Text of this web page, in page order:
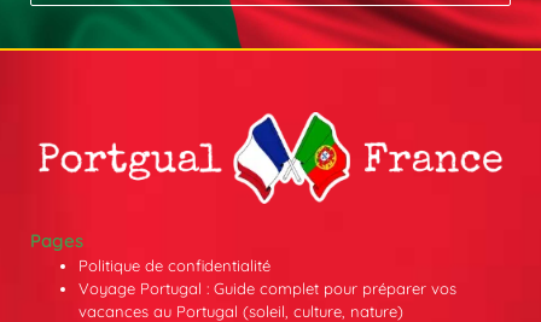
Pages
Politique de confidentialité
Voyage Portugal : Guide complet pour préparer vos
vacances au Portugal (soleil, culture, nature)